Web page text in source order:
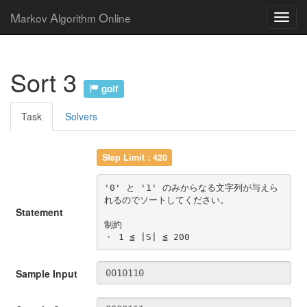
Markov Algorithm Online
Sort 3 golf
Task Solvers
Step Limit : 420
Statement
'0' と '1' のみからなる文字列が与えら
れるのでソートしてください。
制約
・ 1 ≦ |S| ≦ 200
Sample Input